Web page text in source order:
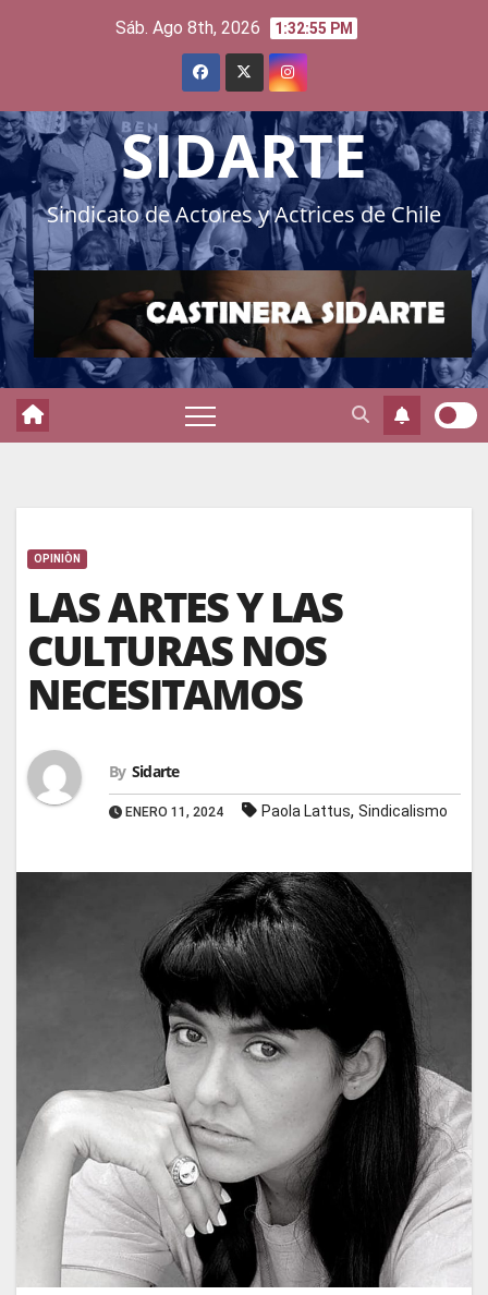
Sáb. Ago 8th, 2026 1:32:57 PM
SIDARTE
Sindicato de Actores y Actrices de Chile
OPINIÒN
LAS ARTES Y LAS
CULTURAS NOS
NECESITAMOS
By Sidarte
ENERO 11, 2024 Paola Lattus, Sindicalismo